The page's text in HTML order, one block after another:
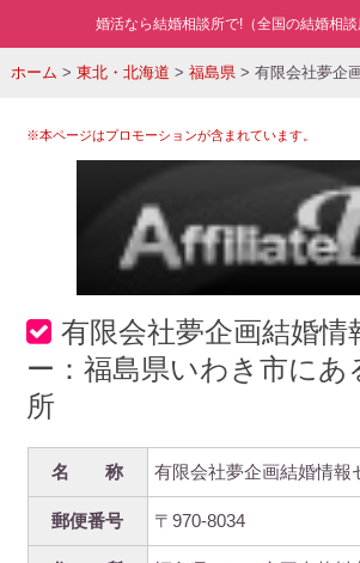
婚活なら結婚相談所で!（全国の結婚相談
ホーム > 東北・北海道 > 福島県> 有限会社夢企
※本ページはプロモーションが含まれています。
有限会社夢企画結婚情
ー：福島県いわき市にあ
所
名 称 有限会社夢企画結婚情報
郵便番号 〒970-8034